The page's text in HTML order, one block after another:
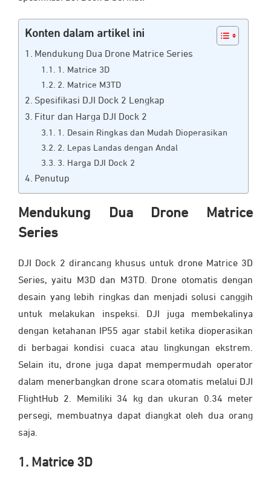
Konten dalam artikel ini
Mendukung Dua Drone Matrice Series
1. Matrice 3D
2. Matrice M3TD
Spesifikasi DJI Dock 2 Lengkap
Fitur dan Harga DJI Dock 2
1. Desain Ringkas dan Mudah Dioperasikan
2. Lepas Landas dengan Andal
3. Harga DJI Dock 2
Penutup
Mendukung Dua Drone Matrice
Series
DJI Dock 2 dirancang khusus untuk drone Matrice 3D
Series, yaitu M3D dan M3TD. Drone otomatis dengan
desain yang lebih ringkas dan menjadi solusi canggih
untuk melakukan inspeksi. DJI juga membekalinya
dengan ketahanan IP55 agar stabil ketika dioperasikan
di berbagai kondisi cuaca atau lingkungan ekstrem.
Selain itu, drone juga dapat mempermudah operator
dalam menerbangkan drone scara otomatis melalui DJI
FlightHub 2. Memiliki 34 kg dan ukuran 0.34 meter
persegi, membuatnya dapat diangkat oleh dua orang
saja.
1. Matrice 3D